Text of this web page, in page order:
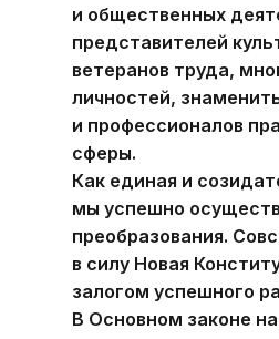
и общественных
представителей
ветеранов труда,
личностей,
и профессионалов
сферы.
Как единая и
мы успешно
преобразования.
в силу Новая
залогом успешного
В Основном законе